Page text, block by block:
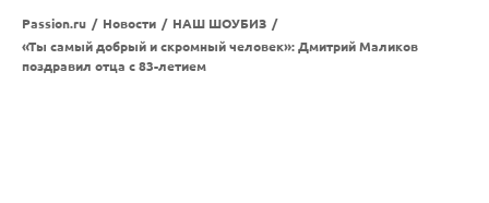
Passion.ru / Новости / НАШ ШОУБИЗ /
«Ты самый добрый и скромный человек»: Дмитрий Маликов
поздравил отца с 83-летием